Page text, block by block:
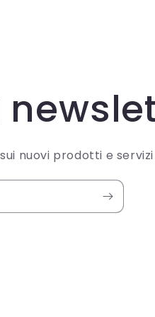
nuovi prodotti e servizi